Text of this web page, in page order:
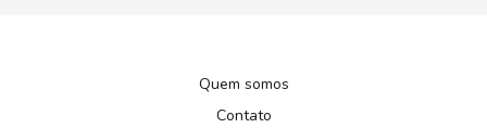
Quem somos
Contato